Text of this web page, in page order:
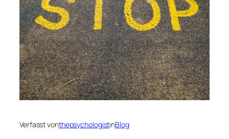
Verfasst vonthepsychologistinBlog